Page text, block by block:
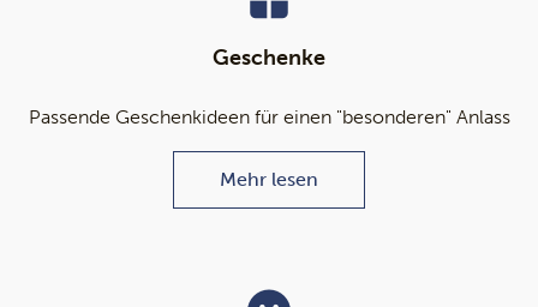
Geschenke
Passende Geschenkideen für einen "besonderen" Anlass
Mehr lesen